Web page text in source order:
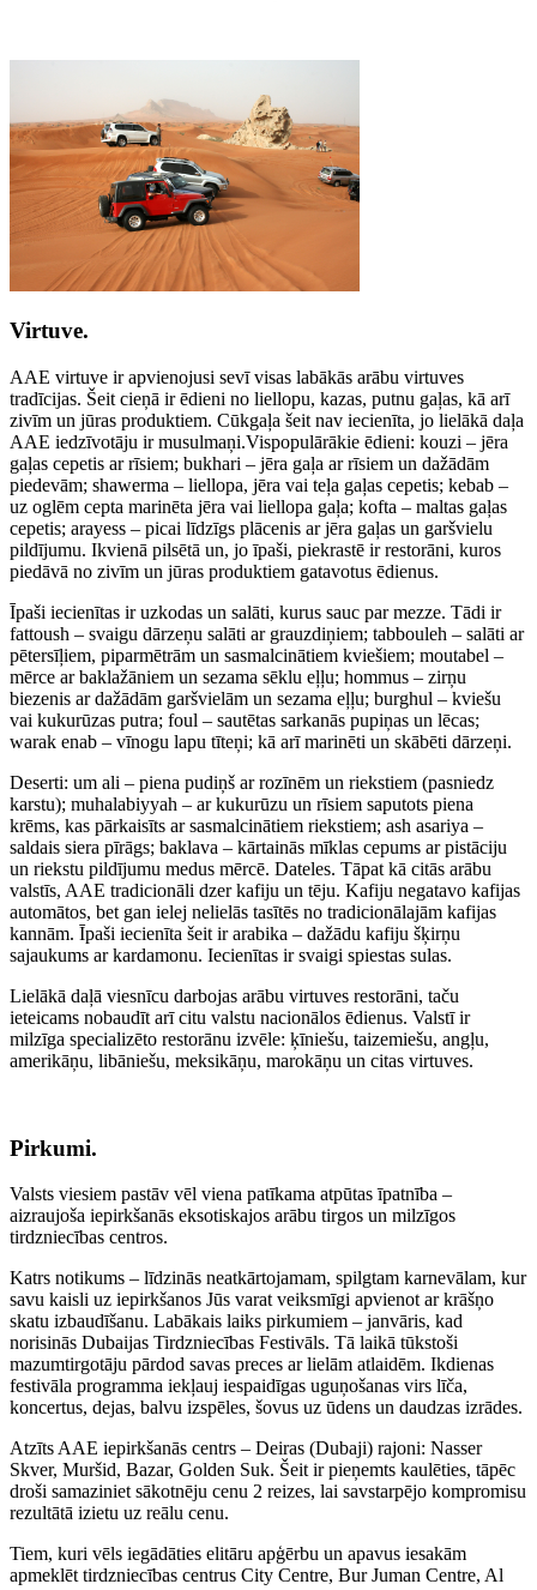
Virtuve.
AAE virtuve ir apvienojusi sevī visas labākās arābu virtuves
tradīcijas. Šeit cieņā ir ēdieni no liellopu, kazas, putnu gaļas, kā arī
zivīm un jūras produktiem. Cūkgaļa šeit nav iecienīta, jo lielākā daļa
AAE iedzīvotāju ir musulmaņi.Vispopulārākie ēdieni: kouzi – jēra
gaļas cepetis ar rīsiem; bukhari – jēra gaļa ar rīsiem un dažādām
piedevām; shawerma – liellopa, jēra vai teļa gaļas cepetis; kebab –
uz oglēm cepta marinēta jēra vai liellopa gaļa; kofta – maltas gaļas
cepetis; arayess – picai līdzīgs plācenis ar jēra gaļas un garšvielu
pildījumu. Ikvienā pilsētā un, jo īpaši, piekrastē ir restorāni, kuros
piedāvā no zivīm un jūras produktiem gatavotus ēdienus.
Īpaši iecienītas ir uzkodas un salāti, kurus sauc par mezze. Tādi ir
fattoush – svaigu dārzeņu salāti ar grauzdiņiem; tabbouleh – salāti ar
pētersīļiem, piparmētrām un sasmalcinātiem kviešiem; moutabel –
mērce ar baklažāniem un sezama sēklu eļļu; hommus – zirņu
biezenis ar dažādām garšvielām un sezama eļļu; burghul – kviešu
vai kukurūzas putra; foul – sautētas sarkanās pupiņas un lēcas;
warak enab – vīnogu lapu tīteņi; kā arī marinēti un skābēti dārzeņi.
Deserti: um ali – piena pudiņš ar rozīnēm un riekstiem (pasniedz
karstu); muhalabiyyah – ar kukurūzu un rīsiem saputots piena
krēms, kas pārkaisīts ar sasmalcinātiem riekstiem; ash asariya –
saldais siera pīrāgs; baklava – kārtainās mīklas cepums ar pistāciju
un riekstu pildījumu medus mērcē. Dateles. Tāpat kā citās arābu
valstīs, AAE tradicionāli dzer kafiju un tēju. Kafiju negatavo kafijas
automātos, bet gan ielej nelielās tasītēs no tradicionālajām kafijas
kannām. Īpaši iecienīta šeit ir arabika – dažādu kafiju šķirņu
sajaukums ar kardamonu. Iecienītas ir svaigi spiestas sulas.
Lielākā daļā viesnīcu darbojas arābu virtuves restorāni, taču
ieteicams nobaudīt arī citu valstu nacionālos ēdienus. Valstī ir
milzīga specializēto restorānu izvēle: ķīniešu, taizemiešu, angļu,
amerikāņu, libāniešu, meksikāņu, marokāņu un citas virtuves.
Pirkumi.
Valsts viesiem pastāv vēl viena patīkama atpūtas īpatnība –
aizraujoša iepirkšanās eksotiskajos arābu tirgos un milzīgos
tirdzniecības centros.
Katrs notikums – līdzinās neatkārtojamam, spilgtam karnevālam, kur
savu kaisli uz iepirkšanos Jūs varat veiksmīgi apvienot ar krāšņo
skatu izbaudīšanu. Labākais laiks pirkumiem – janvāris, kad
norisinās Dubaijas Tirdzniecības Festivāls. Tā laikā tūkstoši
mazumtirgotāju pārdod savas preces ar lielām atlaidēm. Ikdienas
festivāla programma iekļauj iespaidīgas uguņošanas virs līča,
koncertus, dejas, balvu izspēles, šovus uz ūdens un daudzas izrādes.
Atzīts AAE iepirkšanās centrs – Deiras (Dubaji) rajoni: Nasser
Skver, Muršid, Bazar, Golden Suk. Šeit ir pieņemts kaulēties, tāpēc
droši samaziniet sākotnēju cenu 2 reizes, lai savstarpējo kompromisu
rezultātā izietu uz reālu cenu.
Tiem, kuri vēls iegādāties elitāru apģērbu un apavus iesakām
apmeklēt tirdzniecības centrus City Centre, Bur Juman Centre, Al